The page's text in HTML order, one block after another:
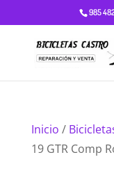
985
Inicio /
19 GTR Comp